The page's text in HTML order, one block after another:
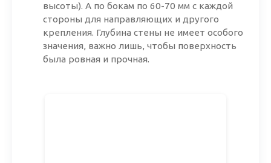
высоты). А по бокам по 60-70 мм с каждой
стороны для направляющих и другого
крепления. Глубина стены не имеет особого
значения, важно лишь, чтобы поверхность
была ровная и прочная.